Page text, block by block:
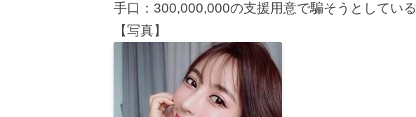
手口：300,000,000の支援用意で騙そうとしている
【写真】